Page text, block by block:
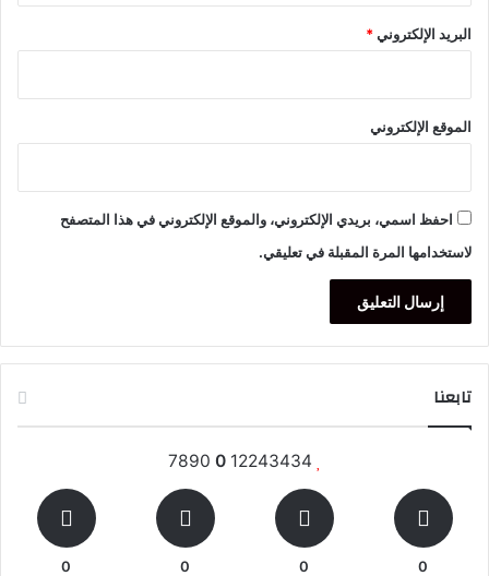
البريد الإلكتروني*
الموقع الإلكتروني
احفظ اسمي، بريدي الإلكتروني، والموقع الإلكتروني في هذا المتصفح
لاستخدامها المرة المقبلة في تعليقي.
تابعنا
12243434
0
0
0
0
0